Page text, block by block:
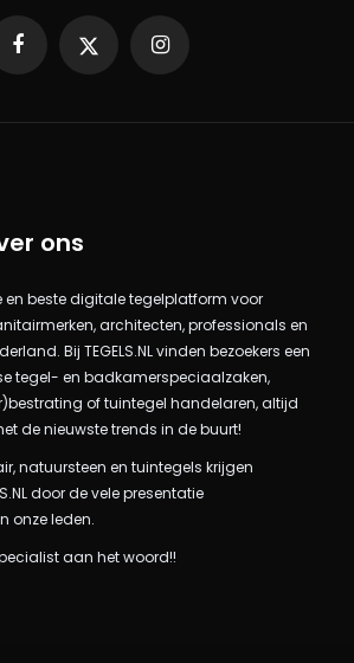
Facebook Instagram
ons
en beste digitale tegelplatform voor
architecten, professionals en
Bij TEGELS.NL vinden bezoekers een
tegel- en badkamerspeciaalzaken,
of tuintegel handelaren, altijd
de nieuwste trends in de buurt!
natuursteen en tuintegels krijgen
door de vele presentatie
onze leden.
aan het woord!!